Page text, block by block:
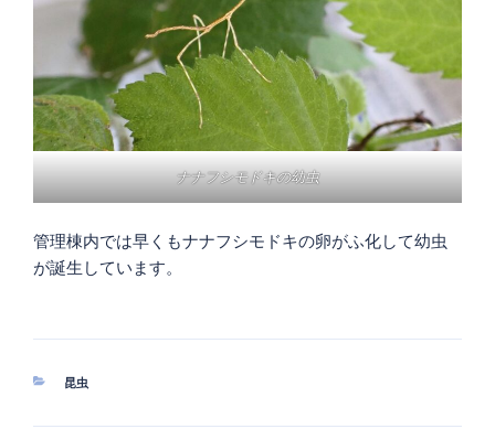
ナナフシモドキの幼虫
管理棟内では早くもナナフシモドキの卵がふ化して幼虫
が誕生しています。
カ
昆虫